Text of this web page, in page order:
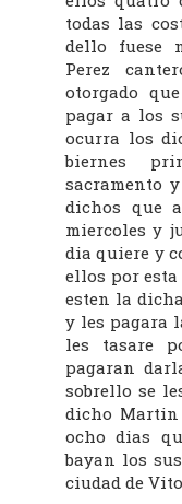
todas las
dello fuese
Perez
otorgado
pagar a los
ocurra los
biernes
sacramento
dichos que
miercoles y
dia quiere y
ellos por
esten la
y les pagara
les tasare
pagaran
sobrello se
dicho Martin
ocho dias
bayan los
ciudad de